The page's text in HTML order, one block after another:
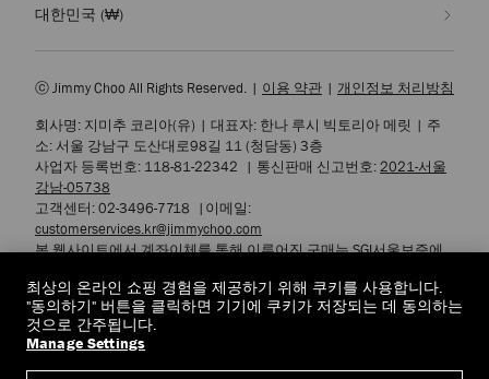
우리의 영향력과 책임
장인정신의 연금술
채용
이용 약관
개인정보 열람 요청서
기업 정책
쿠키 설정
접근성
대한민국 (₩)
ⓒ Jimmy Choo All Rights Reserved. | 이용 약관 | 개인정보 처리방침
회사명: 지미추 코리아(유) | 대표자: 한나 루시 빅토리아 메릿 | 주
소: 서울 강남구 도산대로98길 11 (청담동) 3층
사업자 등록번호: 118-81-22342 | 통신판매 신고번호:2021-서울
강남-05738
고객센터: 02-3496-7718 | 이메일:
customerservices.kr@jimmychoo.com
본 웹사이트에서 계좌이체를 통해 이루어진 구매는 SGI서울보증에
또한 에스크로 구매안전 서비스에 가입하여 고객님의 안전한 거래
를 보장하고 있습니다.
최상의 온라인 쇼핑 경험을 제공하기 위해 쿠키를 사용합니다.
"동의하기" 버튼을 클릭하면 기기에 쿠키가 저장되는 데 동의하는
것으로 간주됩니다.
Manage Settings